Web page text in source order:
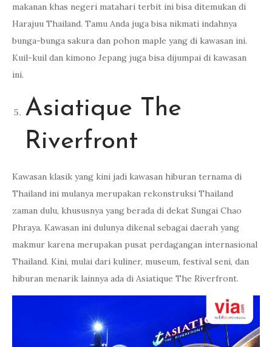
makanan khas negeri matahari terbit ini bisa ditemukan di
Harajuu Thailand. Tamu Anda juga bisa nikmati indahnya
bunga-bunga sakura dan pohon maple yang di kawasan ini.
Kuil-kuil dan kimono Jepang juga bisa dijumpai di kawasan
ini.
Asiatique The
Riverfront
Kawasan klasik yang kini jadi kawasan hiburan ternama di
Thailand ini mulanya merupakan rekonstruksi Thailand
zaman dulu, khususnya yang berada di dekat Sungai Chao
Phraya. Kawasan ini dulunya dikenal sebagai daerah yang
makmur karena merupakan pusat perdagangan internasional
Thailand. Kini, mulai dari kuliner, museum, festival seni, dan
hiburan menarik lainnya ada di Asiatique The Riverfront.